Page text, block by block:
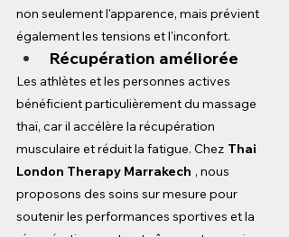
non seulement l'apparence, mais prévient
également les tensions et l'inconfort.
Récupération améliorée
Les athlètes et les personnes actives
bénéficient particulièrement du massage
thaï, car il accélère la récupération
musculaire et réduit la fatigue. Chez Thai
London Therapy Marrakech , nous
proposons des soins sur mesure pour
soutenir les performances sportives et la